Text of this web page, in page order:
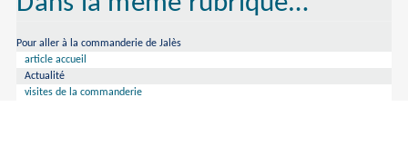
Pour aller à la commanderie de Jalès
article accueil
Actualité
visites de la commanderie